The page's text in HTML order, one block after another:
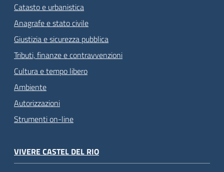
Catasto e urbanistica
Anagrafe e stato civile
Giustizia e sicurezza pubblica
Tributi, finanze e contravvenzioni
Cultura e tempo libero
Ambiente
Autorizzazioni
Strumenti on-line
VIVERE CASTEL DEL RIO